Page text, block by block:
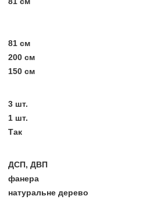
81 см
200 см
150 см
3 шт.
1 шт.
Так
ДСП, ДВП
фанера
натуральне дерево